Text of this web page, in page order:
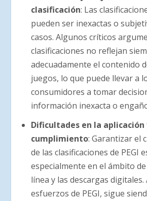
clasificación: Las
pueden ser inexactas o
casos. Algunos críticos
clasificaciones no reflejan
adecuadamente el contenido
juegos, lo que puede llevar a
consumidores a tomar
información inexacta o
Dificultades en la aplicación
cumplimiento: Garantizar el
de las clasificaciones de PEGI
especialmente en el ámbito
línea y las descargas digitales.
esfuerzos de PEGI, sigue